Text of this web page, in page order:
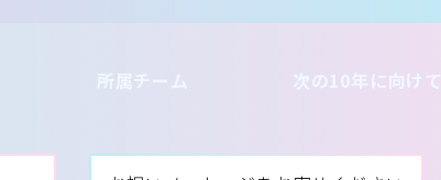
次の10年に向けて